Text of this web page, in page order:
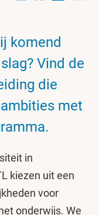
komend
Vind de
die
met
in
kiezen uit een
voor
onderwijs. We